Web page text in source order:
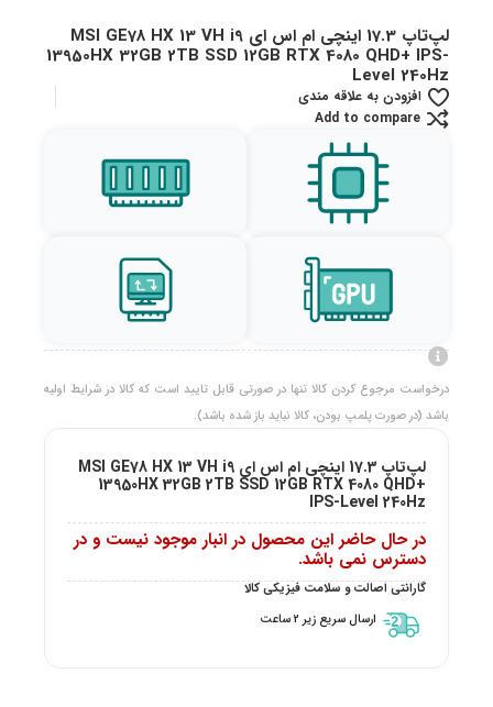
لپ‌تاپ 17.3 اینچی ام اس ای MSI GE78 HX 13 VH i9
13950HX 32GB 2TB SSD 12GB RTX 4080 QHD+ IPS-
Level 240Hz
افزودن به علاقه مندی
Add to compare
درخواست مرجوع کردن کالا تنها در صورتی قابل تایید است که کالا در شرایط اولیه
باشد (در صورت پلمپ بودن، کالا نباید باز شده باشد).
لپ‌تاپ 17.3 اینچی ام اس ای MSI GE78 HX 13 VH i9
13950HX 32GB 2TB SSD 12GB RTX 4080 QHD+
IPS-Level 240Hz
در حال حاضر این محصول در انبار موجود نیست و در
دسترس نمی باشد.
گارانتی اصالت و سلامت فیزیکی کالا
ارسال سریع زیر 2 ساعت